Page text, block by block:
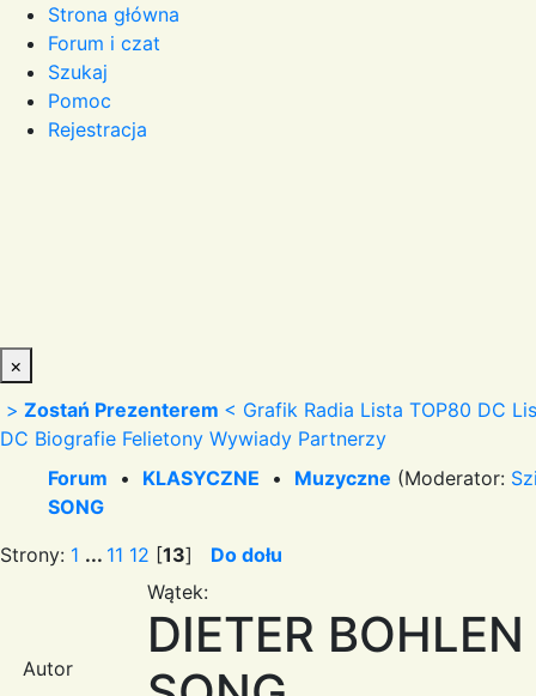
Strona główna
Forum i czat
Szukaj
Pomoc
Rejestracja
×
> Zostań Prezenterem < Grafik Radia Lista TOP80 DC
DC Biografie Felietony Wywiady Partnerzy
Forum • KLASYCZNE • Muzyczne (Moderator:
SONG
Strony: 1 ... 11 12 [13] Do dołu
Autor
Wątek:
DIETER